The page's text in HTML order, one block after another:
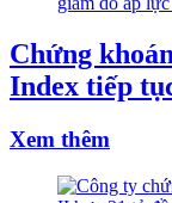
Chứng
Index tiếp
Xem thêm